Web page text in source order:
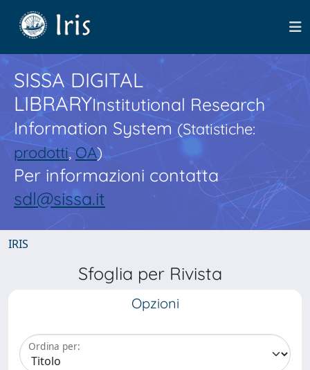
SISSA DIGITAL
LIBRARYInstitutional Research
Information System(Statistiche:
prodotti,OA)
Per informazioni contatta
sdl@sissa.it
IRIS
Sfoglia per Rivista
Opzioni
Ordina per: